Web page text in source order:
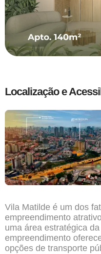
Localização e
Vila Matilde é um dos
empreendimento
uma área estratégica
empreendimento
opções de transporte